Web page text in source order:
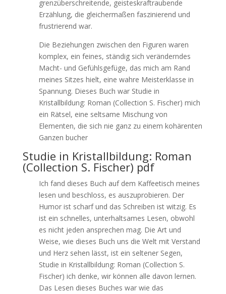
grenzüberschreitende, geisteskraftraubende
Erzählung, die gleichermaßen faszinierend und
frustrierend war.
Die Beziehungen zwischen den Figuren waren
komplex, ein feines, ständig sich veränderndes
Macht- und Gefühlsgefüge, das mich am Rand
meines Sitzes hielt, eine wahre Meisterklasse in
Spannung. Dieses Buch war Studie in
Kristallbildung: Roman (Collection S. Fischer) mich
ein Rätsel, eine seltsame Mischung von
Elementen, die sich nie ganz zu einem kohärenten
Ganzen bucher
Studie in Kristallbildung: Roman
(Collection S. Fischer) pdf
Ich fand dieses Buch auf dem Kaffeetisch meines
lesen und beschloss, es auszuprobieren. Der
Humor ist scharf und das Schreiben ist witzig. Es
ist ein schnelles, unterhaltsames Lesen, obwohl
es nicht jeden ansprechen mag. Die Art und
Weise, wie dieses Buch uns die Welt mit Verstand
und Herz sehen lässt, ist ein seltener Segen,
Studie in Kristallbildung: Roman (Collection S.
Fischer) ich denke, wir können alle davon lernen.
Das Lesen dieses Buches war wie das